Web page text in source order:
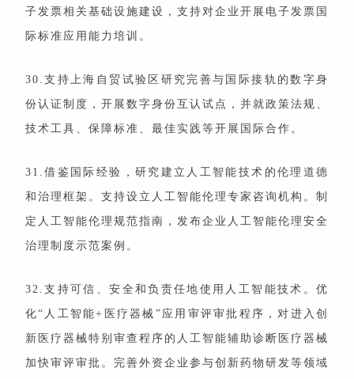
子发票相关基础设施建设，支持对企业开展电子发票国
际标准应用能力培训。
30.支持上海自贸试验区研究完善与国际接轨的数字身
份认证制度，开展数字身份互认试点，并就政策法规、
技术工具、保障标准、最佳实践等开展国际合作。
31.借鉴国际经验，研究建立人工智能技术的伦理道德
和治理框架。支持设立人工智能伦理专家咨询机构。制
定人工智能伦理规范指南，发布企业人工智能伦理安全
治理制度示范案例。
32.支持可信、安全和负责任地使用人工智能技术。优
化“人工智能+医疗器械”应用审评审批程序，对进入创
新医疗器械特别审查程序的人工智能辅助诊断医疗器械
加快审评审批。完善外资企业参与创新药物研发等领域